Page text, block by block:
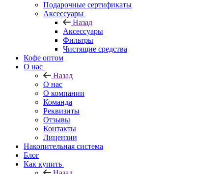
Подарочные сертификаты
Аксессуары
Назад
Аксессуары
Фильтры
Чистящие средства
Кофе оптом
О нас
Назад
О нас
О компании
Команда
Реквизиты
Отзывы
Контакты
Лицензии
Накопительная система
Блог
Как купить